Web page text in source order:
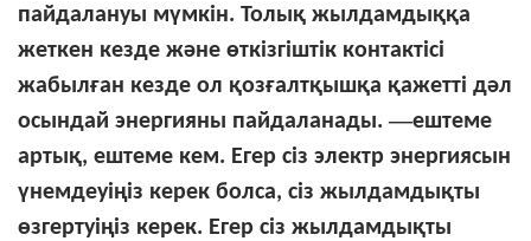
пайдалануы мүмкін. Толық жылдамдыққа
жеткен кезде және өткізгіштік контактісі
жабылған кезде ол қозғалтқышқа қажетті дәл
осындай энергияны пайдаланады.—ештеме
артық, ештеме кем. Егер сіз электр энергиясын
үнемдеуіңіз керек болса, сіз жылдамдықты
өзгертуіңіз керек. Егер сіз жылдамдықты